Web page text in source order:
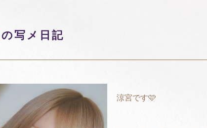
の写メ日記
涼宮です🩷